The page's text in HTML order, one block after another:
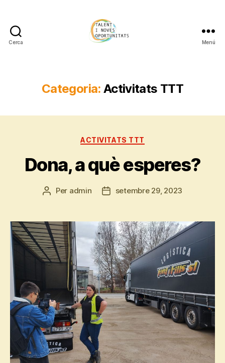
Cerca Menú
Categoria: Activitats TTT
Categories
ACTIVITATS TTT
Dona, a què esperes?
Autor
Per admin
Datasetembre 29, 2023